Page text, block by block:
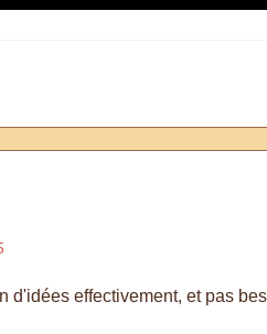
d'idées effectivement, et pas